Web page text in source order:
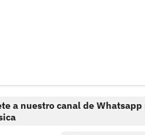
a nuestro canal de